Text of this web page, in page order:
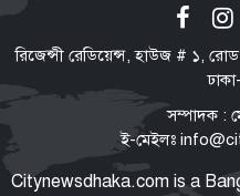
রিজেন্সী রেডিয়েন্স, হাউজ # ১,
সম্পাদক :
ই-মেইলঃ
Citynewsdhaka.com is a